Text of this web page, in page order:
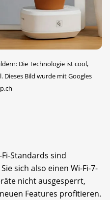
Die Technologie ist cool,
Dieses Bild wurde mit Googles
Standards sind
sich also einen Wi-Fi-7-
nicht ausgesperrt,
Features profitieren.